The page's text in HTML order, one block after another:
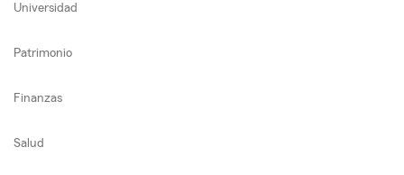
Universidad
Patrimonio
Finanzas
Salud